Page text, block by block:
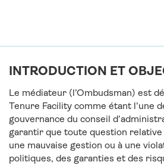
INTRODUCTION ET
Le médiateur (l’Ombudsman) est
Tenure Facility comme étant l’une
gouvernance du conseil
garantir que toute question relative
une mauvaise gestion ou à une
politiques, des garanties et des